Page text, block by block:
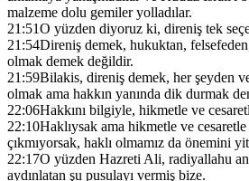
malzeme dolu gemiler yolladılar.
21:51O yüzden diyoruz ki, direniş tek
21:54Direniş demek, hukuktan,
olmak demek değildir.
21:59Bilakis, direniş demek, her şeyden
olmak ama hakkın yanında dik durmak
22:06Hakkını bilgiyle, hikmetle ve
22:10Haklıysak ama hikmetle ve cesaretle
çıkmıyorsak, haklı olmamız da önemini
22:17O yüzden Hazreti Ali, radiyallahu
aydınlatan şu pusulayı vermiş bize.